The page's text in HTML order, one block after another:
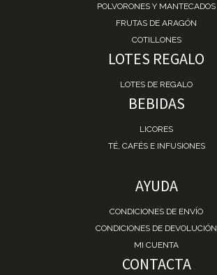
POLVORONES Y MANTECADOS
FRUTAS DE ARAGÓN
COTILLONES
LOTES REGALO
LOTES DE REGALO
BEBIDAS
LICORES
TÉ, CAFÉS E INFUSIONES
AYUDA
CONDICIONES DE ENVÍO
CONDICIONES DE DEVOLUCIÓN
MI CUENTA
CONTACTA